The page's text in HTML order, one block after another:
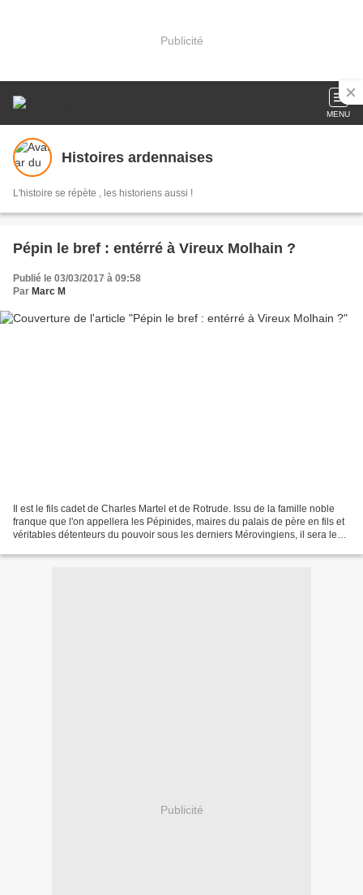
Publicité
MENU
Histoires ardennaises
L'histoire se répète , les historiens aussi !
Pépin le bref : entérré à Vireux Molhain ?
Publié le 03/03/2017 à 09:58
Par Marc M
Il est le fils cadet de Charles Martel et de Rotrude. Issu de la famille noble
franque que l'on appellera les Pépinides, maires du palais de père en fils et
véritables détenteurs du pouvoir sous les derniers Mérovingiens, il sera le
Publicité